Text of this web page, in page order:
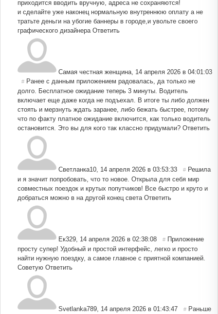
приходится вводить вручную, адреса не сохраняются!
и сделайте уже наконец нормальную внутреннюю оплату а не
тратьте деньги на убогие баннеры в городе,и увольте своего
графического дизайнера Ответить
Самая честная женщина 14 апреля 2026 в 04:01:03
# Ранее с данным приложением радовалась, да только не
долго. Бесплатное ожидание теперь 3 минуты. Водитель
включает еще даже когда не подъехал. В итоге ты либо должен
стоять и мерзнуть ждать заранее, либо бежать быстрее, потому
что по факту платное ожидание включится, как только водитель
остановится. Это вы для кого так классно придумали? Ответить
Светланка10 14 апреля 2026 в 03:53:33 # Решила
и я значит попробовать, что то новое. Открыла для себя мир
совместных поездок и крутых попутчиков! Все быстро и круто и
добраться можно в на другой конец света Ответить
Ек329 14 апреля 2026 в 02:38:08 # Приложение
просту супер! Удобный и простой интерфейс, легко и просто
найти нужную поездку, а самое главное с приятной компанией.
Советую Ответить
Svetlanka789 14 апреля 2026 в 01:43:47 # Раньше